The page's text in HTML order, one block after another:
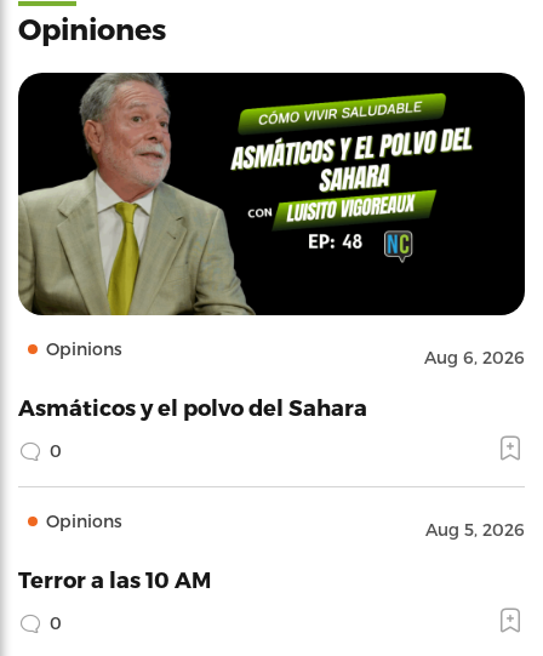
Opiniones
Opinions Aug 6, 2026
Asmáticos y el polvo del Sahara
0
Opinions Aug 5, 2026
Terror a las 10 AM
0